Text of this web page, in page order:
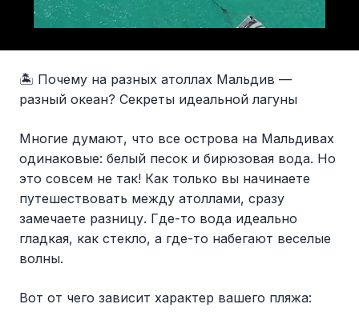
🏝 Почему на разных атоллах Мальдив —
разный океан? Секреты идеальной лагуны
Многие думают, что все острова на Мальдивах
одинаковые: белый песок и бирюзовая вода. Но
это совсем не так! Как только вы начинаете
путешествовать между атоллами, сразу
замечаете разницу. Где-то вода идеально
гладкая, как стекло, а где-то набегают веселые
волны.
Вот от чего зависит характер вашего пляжа: